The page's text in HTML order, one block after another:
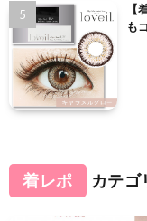
も
着レポ カテゴ